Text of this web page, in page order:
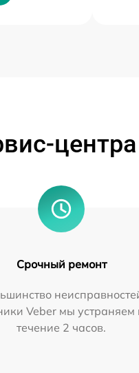
центра
Срочный ремонт
Veber мы устраняем
течение 2 часов.